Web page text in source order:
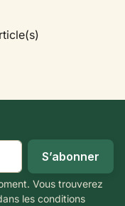
Vous trouverez
les conditions